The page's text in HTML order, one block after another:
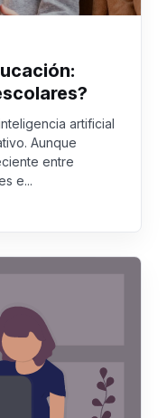
artificial
Aunque
entre
e...